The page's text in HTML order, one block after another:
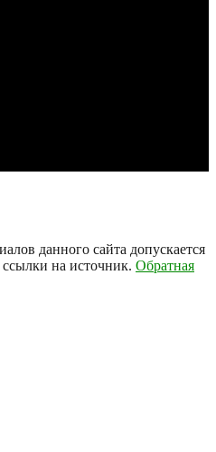
данного сайта допускается
на источник. Обратная